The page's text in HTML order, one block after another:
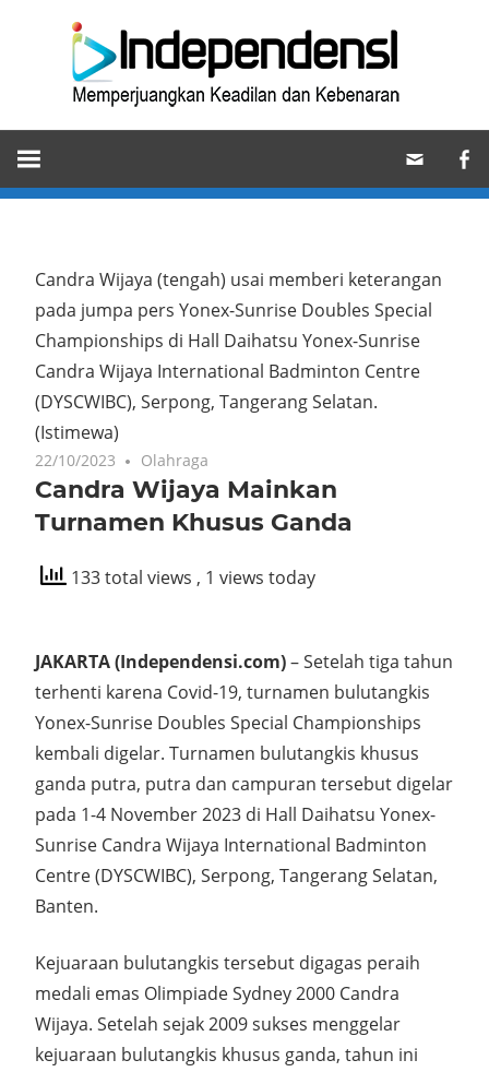
Memperjuangkan
Keadilan
dan
Candra Wijaya (tengah) usai memberi keterangan
pada jumpa pers Yonex-Sunrise Doubles Special
Championships di Hall Daihatsu Yonex-Sunrise
Candra Wijaya International Badminton Centre
(DYSCWIBC), Serpong, Tangerang Selatan.
(Istimewa)
22/10/2023 Olahraga
Candra Wijaya Mainkan
Turnamen Khusus Ganda
133 total views , 1 views today
JAKARTA (Independensi.com)– Setelah tiga tahun
terhenti karena Covid-19, turnamen bulutangkis
Yonex-Sunrise Doubles Special Championships
kembali digelar. Turnamen bulutangkis khusus
ganda putra, putra dan campuran tersebut digelar
pada 1-4 November 2023 di Hall Daihatsu Yonex-
Sunrise Candra Wijaya International Badminton
Centre (DYSCWIBC), Serpong, Tangerang Selatan,
Banten.
Kejuaraan bulutangkis tersebut digagas peraih
medali emas Olimpiade Sydney 2000 Candra
Wijaya. Setelah sejak 2009 sukses menggelar
kejuaraan bulutangkis khusus ganda, tahun ini